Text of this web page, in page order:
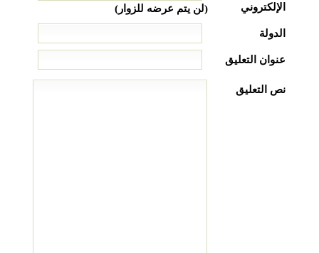
الإلكتروني
(لن يتم عرضه للزوار)
الدولة
عنوان التعليق
نص التعليق